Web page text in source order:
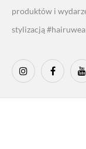
produktów i
stylizacją